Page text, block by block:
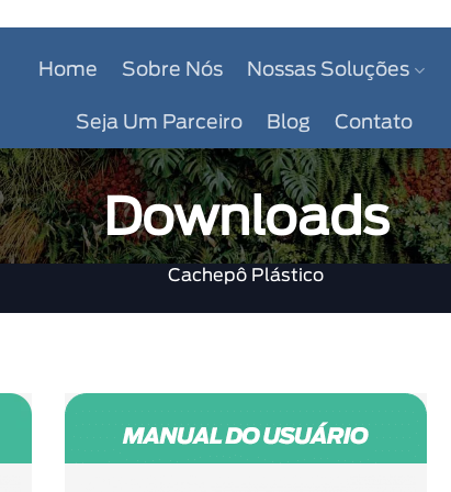
Home Sobre Nós Nossas Soluções
Seja Um Parceiro Blog Contato
Downloads
Cachepô Plástico